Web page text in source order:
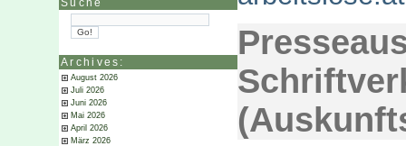
Suche
Archives:
August 2026
Juli 2026
Juni 2026
Mai 2026
April 2026
März 2026